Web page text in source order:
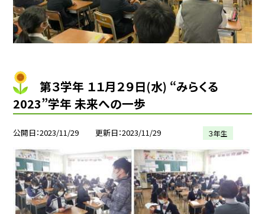
第３学年 １１月２９日(水) “みらくる
2023”学年 未来への一歩
公開日 2023/11/29 更新日 2023/11/29 ３年生